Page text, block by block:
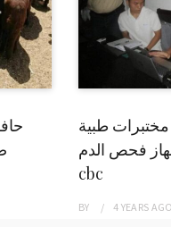
مختبرات طبية
فحص الدم
cbc
BY 4 YEARS AGO